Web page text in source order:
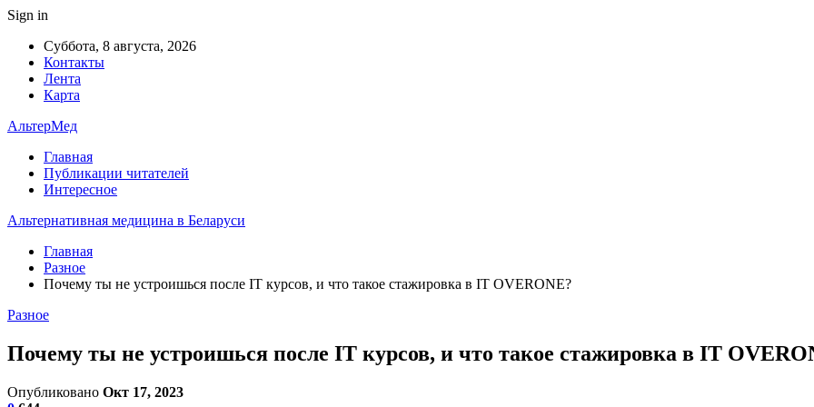
Sign in
Суббота, 8 августа, 2026
Контакты
Лента
Карта
АльтерМед
Главная
Публикации читателей
Интересное
Альтернативная медицина в Беларуси
Главная
Разное
Почему ты не устроишься после IT курсов, и что такое стажировка в IT OVERONE?
Разное
Почему ты не устроишься после IT курсов, и что такое стажировка в IT
Опубликовано Окт 17, 2023